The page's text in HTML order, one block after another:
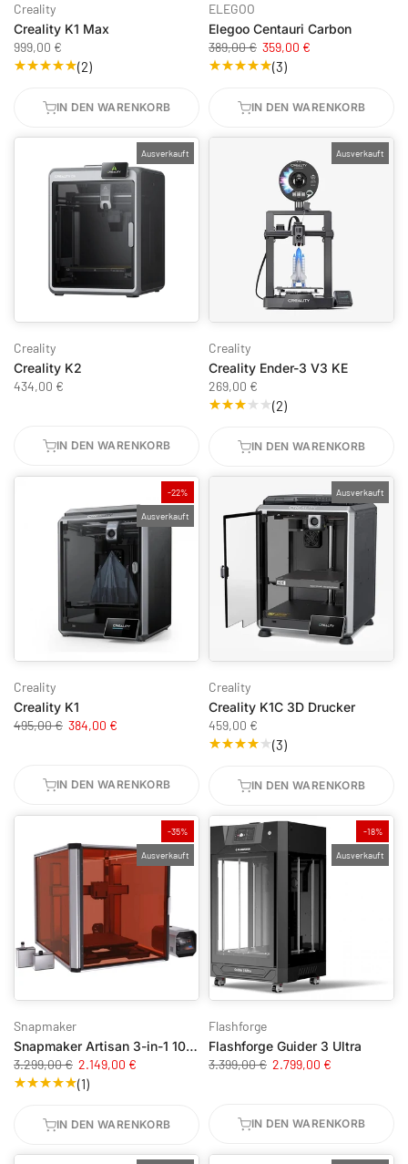
Creality
Creality K1 Max
999,00 €
(2)
IN DEN WARENKORB
ELEGOO
Elegoo Centauri Carbon
389,00 € 359,00 €
(3)
IN DEN WARENKORB
Ausverkauft
Creality
Creality K2
434,00 €
IN DEN WARENKORB
Ausverkauft
Creality
Creality Ender-3 V3 KE
269,00 €
(2)
IN DEN WARENKORB
-22%
Ausverkauft
Creality
Creality K1
495,00 € 384,00 €
IN DEN WARENKORB
Ausverkauft
Creality
Creality K1C 3D Drucker
459,00 €
(3)
IN DEN WARENKORB
-35%
Ausverkauft
Snapmaker
Snapmaker Artisan 3-in-1 10W Bundle
3.299,00 € 2.149,00 €
(1)
IN DEN WARENKORB
-18%
Ausverkauft
Flashforge
Flashforge Guider 3 Ultra
3.399,00 € 2.799,00 €
IN DEN WARENKORB